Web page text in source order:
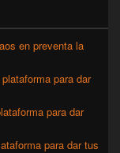
en preventa la
para dar
para dar
para dar tus